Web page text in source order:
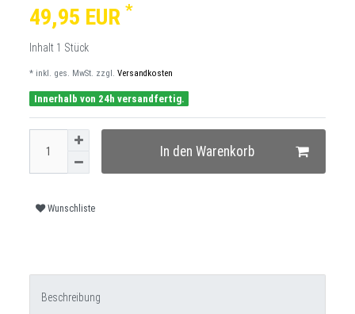
49,95 EUR *
Inhalt 1 Stück
* inkl. ges. MwSt. zzgl. Versandkosten
Innerhalb von 24h versandfertig.
In den Warenkorb
Wunschliste
Beschreibung